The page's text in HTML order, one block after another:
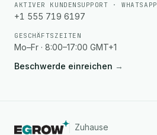
AKTIVER KUNDENSUPPORT · WHATSAPP
+1 555 719 6197
GESCHÄFTSZEITEN
Mo–Fr · 8:00–17:00 GMT+1
Beschwerde einreichen →
Zuhause